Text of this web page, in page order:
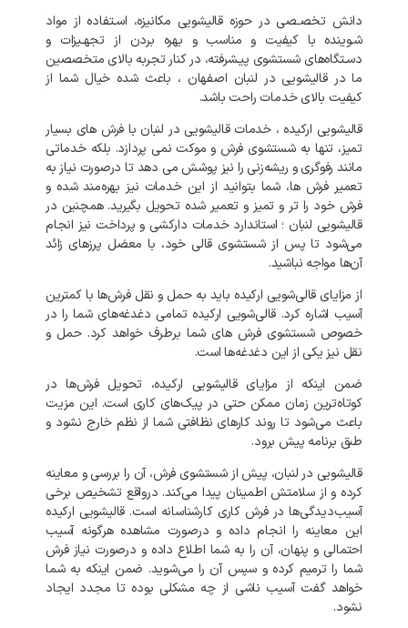
دانش تخصـصی در حوزه قالیشویی مکانیزه، اسـتفاده از مواد
شـوینده با کیفیت و مناسب و بهره بردن از تجهـیزات و
دسـتگاه‌های شستشوی پیـشرفته، در کنار تجربه بالای متخصصین
ما در قالیشویی در لنبان اصفهان ، باعث شده خیال شما از
کیفیت بالای خدمات راحت باشد.
قالیشویی ارکیده ، خدمات قالیشویی در لنبان با فرش های بسیار
تمیز، تنها به شستشوی فرش و موکت نمی‌ پردازد. بلکه خدماتی
مانند رفوگری و ریشه‌زنی را نیز پوشش می‌ دهد تا درصورت نیاز به
تعمیر فرش‌ ها، شما بتوانید از این خدمات نیز بهره‌مند شده و
فرش خود را تر و تمیز و تعمیر شده تحویل بگیرید. همچنین در
قالیشویی لنبان ؛ استاندارد خدمات دارکشی و پرداخت نیز انجام
می‌شود تا پس از شستشوی قالی خود، با معضل پرزهای زائد
آن‌ها مواجه نباشید.
از مزایای قالی‌شویی ارکیده باید به حمل و نقل فرش‌ها با کمترین
آسیب اشاره کرد. قالی‌شویی ارکیده تمامی دغدغه‌های شما را در
خصوص شستشوی فرش‌ های شما برطرف خواهد کرد. حمل و
نقل نیز یکی از این دغدغه‌ها است.
ضمن اینکه از مزایای قالیشویی ارکیده، تحویل فرش‌ها در
کوتاه‌ترین زمان ممکن حتی در پیک‌های کاری است. این مزیت
باعث می‌شود تا روند کارهای نظافتی شما از نظم خارج نشود و
طبق برنامه پیش برود.
قالیشویی در لنبان، پیش از شستشوی فرش، آن را بررسی و معاینه
کرده و از سلامتش اطمینان پیدا می‌کند. درواقع تشخیص برخی
آسیب‌دیدگی‌ها در فرش کاری کارشناسانه است. قالیشویی ارکیده
این معاینه را انجام داده و درصورت مشاهده هرگونه آسیب
احتمالی و پنهان، آن را به شما اطلاع داده و درصورت نیاز فرش
شما را ترمیم کرده و سپس آن را می‌شوید. ضمن اینکه به شما
خواهد گفت آسیب ناشی از چه مشکلی بوده تا مجدد ایجاد
نشود.